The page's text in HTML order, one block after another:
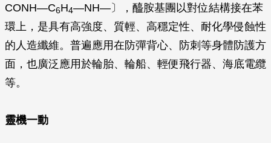
CONH—C6H4—NH—〕，醯胺基團以對位結構接在苯
環上，是具有高強度、質輕、高穩定性、耐化學侵蝕性
的人造纖維。普遍應用在防彈背心、防刺等身體防護方
面，也廣泛應用於輪胎、輪船、輕便飛行器、海底電纜
等。
靈機一動